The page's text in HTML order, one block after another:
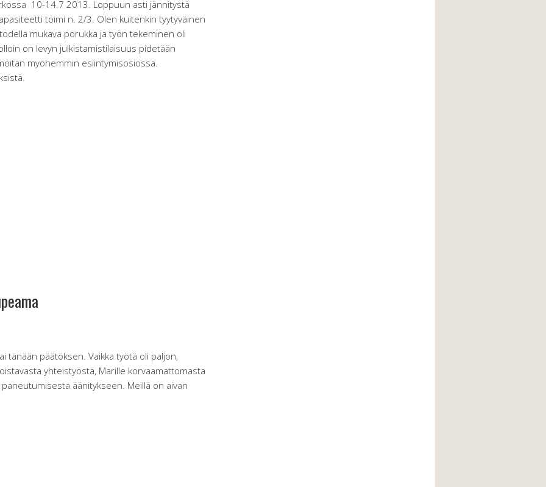
10-14.7 2013. Loppuun asti jännitystä
toimi n. 2/3. Olen kuitenkin tyytyväinen
mukava porukka ja työn tekeminen oli
on levyn julkistamistilaisuus pidetään
myöhemmin esiintymisosiossa.
tänään päätöksen. Vaikka työtä oli paljon,
yhteistyöstä, Marille korvaamattomasta
äänitykseen. Meillä on aivan